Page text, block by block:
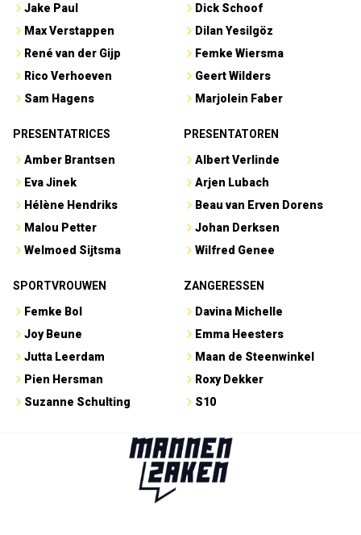
Jake Paul
Max Verstappen
René van der Gijp
Rico Verhoeven
Sam Hagens
Dick Schoof
Dilan Yesilgöz
Femke Wiersma
Geert Wilders
Marjolein Faber
PRESENTATRICES
Amber Brantsen
Eva Jinek
Hélène Hendriks
Malou Petter
Welmoed Sijtsma
PRESENTATOREN
Albert Verlinde
Arjen Lubach
Beau van Erven Dorens
Johan Derksen
Wilfred Genee
SPORTVROUWEN
Femke Bol
Joy Beune
Jutta Leerdam
Pien Hersman
Suzanne Schulting
ZANGERESSEN
Davina Michelle
Emma Heesters
Maan de Steenwinkel
Roxy Dekker
S10